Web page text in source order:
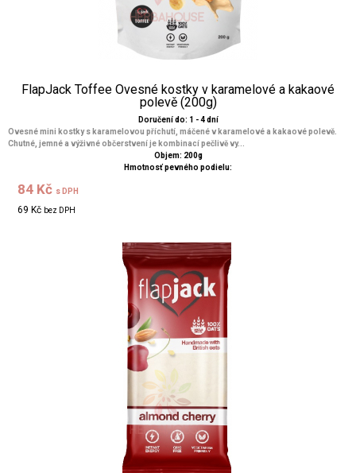
FlapJack Toffee Ovesné kostky v karamelové a kakaové
polevě (200g)
Doručení do: 1 - 4 dní
Ovesné mini kostky s karamelovou příchutí, máčené v karamelové a kakaové polevě.
Chutné, jemné a výživné občerstvení je kombinací pečlivě vy...
Objem: 200g
Hmotnosť pevného podielu:
84 Kč s DPH
69 Kč bez DPH